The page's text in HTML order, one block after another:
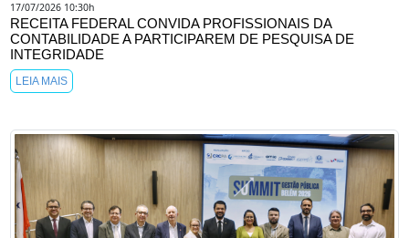
17/07/2026 10:30h
RECEITA FEDERAL CONVIDA PROFISSIONAIS DA
CONTABILIDADE A PARTICIPAREM DE PESQUISA DE
INTEGRIDADE
LEIA MAIS